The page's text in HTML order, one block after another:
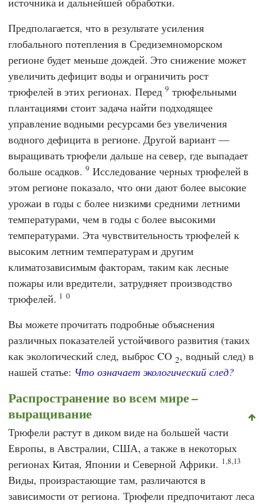
Предполагается, что в результате усиления
глобального потепления в Средиземноморском
регионе будет меньше дождей. Это снижение может
увеличить дефицит воды и ограничить рост
трюфелей в этих регионах. Перед9 трюфельными
плантациями стоит задача найти подходящее
управление водными ресурсами без увеличения
водного дефицита в регионе. Другой вариант —
выращивать трюфели дальше на север, где выпадает
больше осадков.9 Исследование черных трюфелей в
этом регионе показало, что они дают более высокие
урожаи в годы с более низкими средними летними
температурами, чем в годы с более высокими
температурами. Эта чувствительность трюфелей к
высоким летним температурам и другим
климатозависимым факторам, таким как лесные
пожары или вредители, затрудняет производство
трюфелей. 1 0
Вы можете прочитать подробные объяснения
различных показателей устойчивого развития (таких
как экологический след, выброс CO2, водный след) в
нашей статье: Что означает экологический след?
Распространение во всем мире –
выращивание
Трюфели растут в диком виде на большей части
Европы, в Австралии, США, а также в некоторых
регионах Китая, Японии и Северной Африки. 1,8,13
Виды, произрастающие там, различаются в
зависимости от региона. Трюфели предпочитают леса